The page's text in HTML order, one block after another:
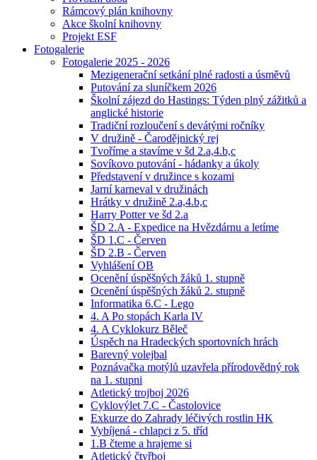
Rámcový plán knihovny
Akce školní knihovny
Projekt ESF
Fotogalerie
Fotogalerie 2025 - 2026
Mezigenerační setkání plné radosti a úsměvů
Putování za sluníčkem 2026
Školní zájezd do Hastings: Týden plný zážitků a
anglické historie
Tradiční rozloučení s devátými ročníky
V družině - Čarodějnický rej
Tvoříme a stavíme v šd 2.a,4.b,c
Sovíkovo putování - hádanky a úkoly
Představení v družince s kozami
Jarní karneval v družinách
Hrátky v družině 2.a,4.b,c
Harry Potter ve šd 2.a
ŠD 2.A - Expedice na Hvězdárnu a letíme
ŠD 1.C - Červen
ŠD 2.B - Červen
Vyhlášení OB
Ocenění úspěšných žáků 1. stupně
Ocenění úspěšných žáků 2. stupně
Informatika 6.C - Lego
4. A Po stopách Karla IV
4. A Cyklokurz Běleč
Úspěch na Hradeckých sportovních hrách
Barevný volejbal
Poznávačka motýlů uzavřela přírodovědný rok
na 1. stupni
Atletický trojboj 2026
Cyklovýlet 7.C - Častolovice
Exkurze do Zahrady léčivých rostlin HK
Vybíjená - chlapci z 5. tříd
1.B čteme a hrajeme si
Atletický čtyřboj